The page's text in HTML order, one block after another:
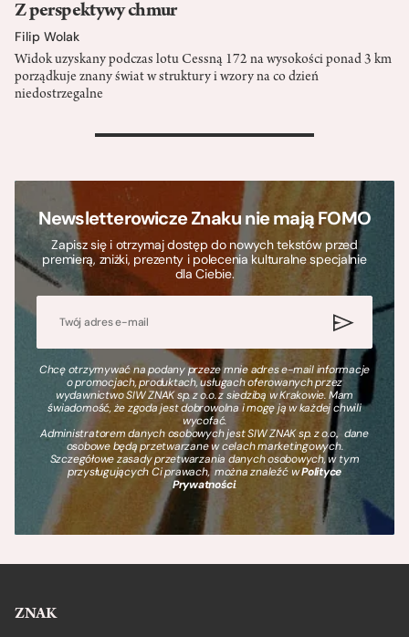
Z perspektywy chmur
Filip Wolak
Widok uzyskany podczas lotu Cessną 172 na wysokości ponad 3 km
porządkuje znany świat w struktury i wzory na co dzień
niedostrzegalne
>
Newsletterowicze Znaku nie mają FOMO
Zapisz się i otrzymaj dostęp do nowych tekstów przed
premierą, zniżki, prezenty i polecenia kulturalne specjalnie
dla Ciebie.
Chcę otrzymywać na podany przeze mnie adres e-mail informacje
o promocjach, produktach, usługach oferowanych przez
wydawnictwo SIW ZNAK sp. z o.o. z siedzibą w Krakowie. Mam
świadomość, że zgoda jest dobrowolna i mogę ją w każdej chwili
wycofać.
Administratorem danych osobowych jest SIW ZNAK sp. z o.o., dane
osobowe będą przetwarzane w celach marketingowych.
Szczegółowe zasady przetwarzania danych osobowych, w tym
przysługujących Ci prawach, można znaleźć wPolityce
Prywatności.
ZNAK